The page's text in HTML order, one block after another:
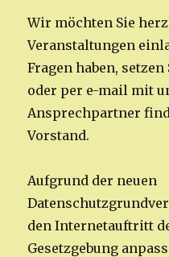
Wir möchten Sie
Veranstaltungen
Fragen haben,
oder per e-mail mit
Ansprechpartner
Vorstand.
Aufgrund der neuen
den Internetauftritt
Gesetzgebung